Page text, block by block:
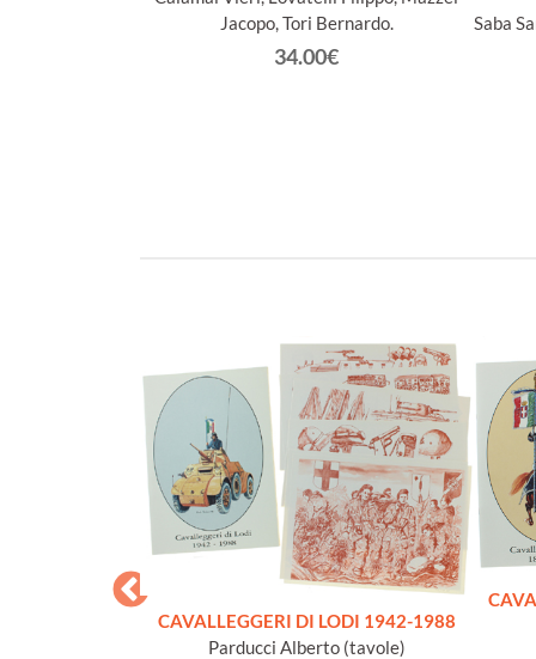
Jacopo, Tori Bernardo.
34.00€
Saba
CAVALLEGGERI DI LODI 1942-1988
Parducci Alberto (tavole)